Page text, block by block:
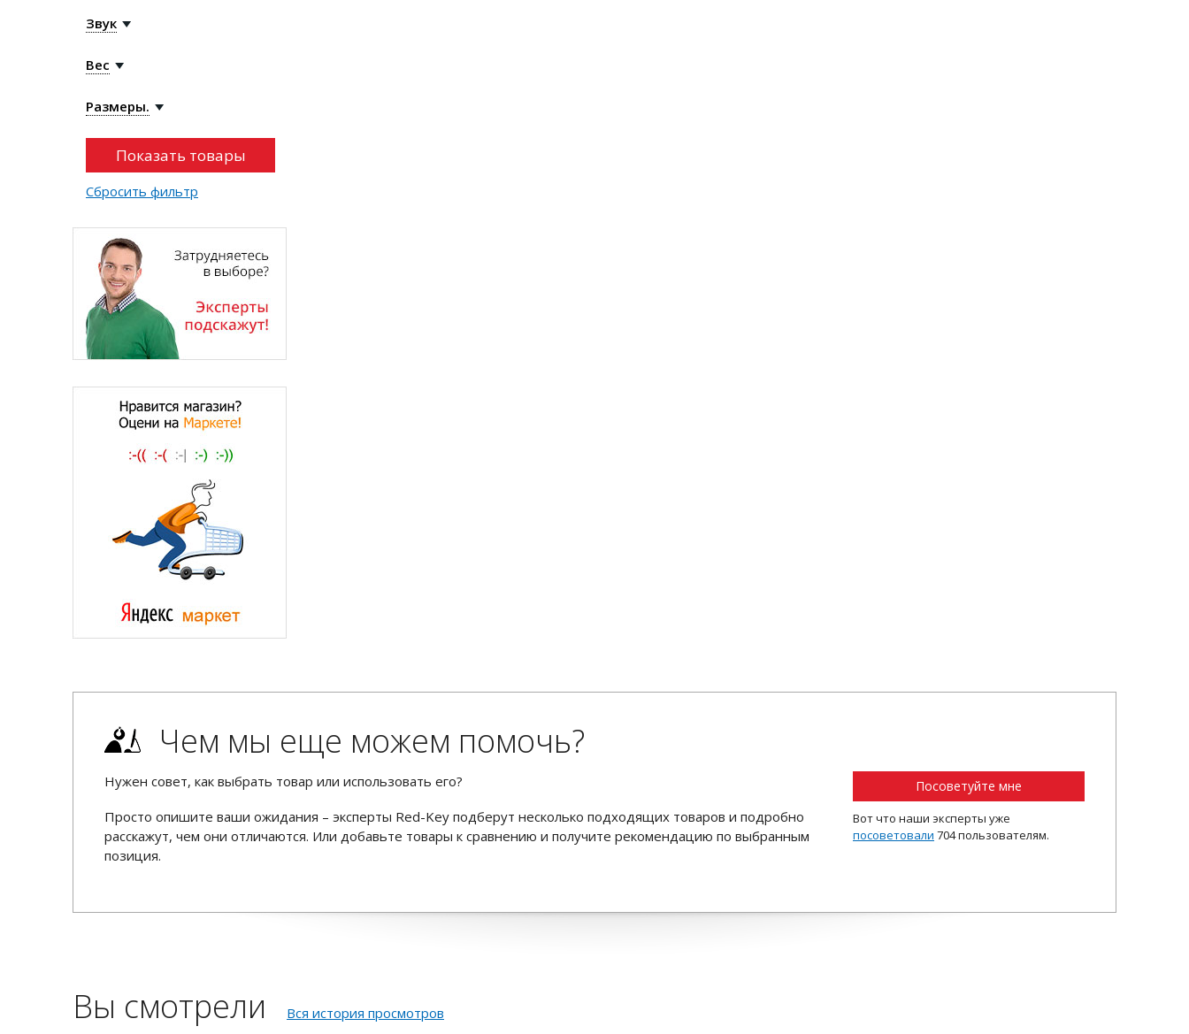
Звук
Вес
Размеры.
Сбросить фильтр
Чем мы еще можем помочь?
Нужен совет, как выбрать товар или использовать его?
Просто опишите ваши ожидания – эксперты Red-Key подберут несколько подходящих товаров и подробно
расскажут, чем они отличаются. Или добавьте товары к сравнению и получите рекомендацию по выбранным
позиция.
Посоветуйте мне
Вот что наши эксперты уже
посоветовали 704 пользователям.
Вы смотрели Вся история просмотров